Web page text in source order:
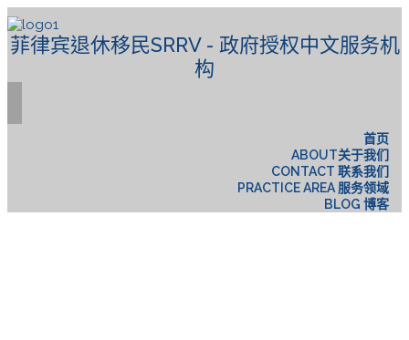
菲律宾退休移民SRRV - 政府授权中文服务机
构
首页
ABOUT关于我们
CONTACT 联系我们
PRACTICE AREA 服务领域
BLOG 博客